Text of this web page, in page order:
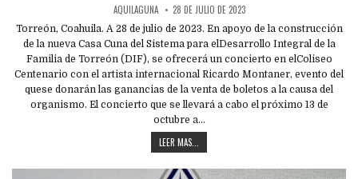
AQUILAGUNA 28 DE JULIO DE 2023
Torreón, Coahuila. A 28 de julio de 2023. En apoyo de la construcción
de la nueva Casa Cuna del Sistema para elDesarrollo Integral de la
Familia de Torreón (DIF), se ofrecerá un concierto en elColiseo
Centenario con el artista internacional Ricardo Montaner, evento del
quese donarán las ganancias de la venta de boletos a la causa del
organismo. El concierto que se llevará a cabo el próximo 13 de
octubre a…
LEER MAS...